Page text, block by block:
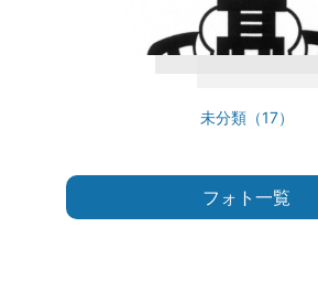
未分類（17）
フォト一覧